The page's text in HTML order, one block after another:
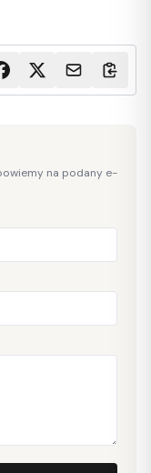
na podany e-